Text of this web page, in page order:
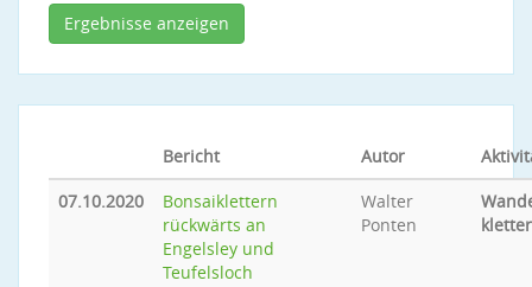
Bericht Autor
07.10.2020
Bonsaiklettern
rückwärts an
Engelsley und
Teufelsloch
Walter
Ponten